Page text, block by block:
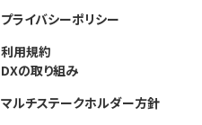
プライバシーポリシー
利用規約
DXの取り組み
マルチステークホルダー方針